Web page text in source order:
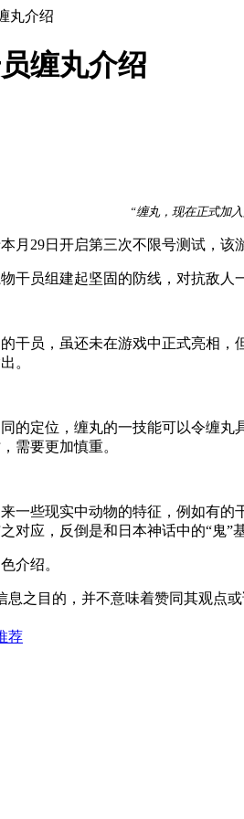
丸介绍
缠丸介绍
“缠丸，现在正式加
月29日开启第三次不限号测试，
干员组建起坚固的防线，对抗敌人
干员，虽还未在游戏中正式亮相
。
的定位，缠丸的一技能可以令缠
需要更加慎重。
一些现实中动物的特征，例如有
对应，反倒是和日本神话中的“鬼”
介绍。
息之目的，并不意味着赞同其观点
荐